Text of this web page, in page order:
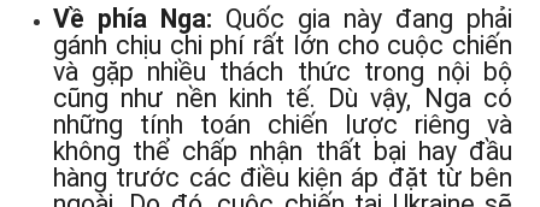
Về phía Nga: Quốc gia này đang phải
gánh chịu chi phí rất lớn cho cuộc chiến
và gặp nhiều thách thức trong nội bộ
cũng như nền kinh tế. Dù vậy, Nga có
những tính toán chiến lược riêng và
không thể chấp nhận thất bại hay đầu
hàng trước các điều kiện áp đặt từ bên